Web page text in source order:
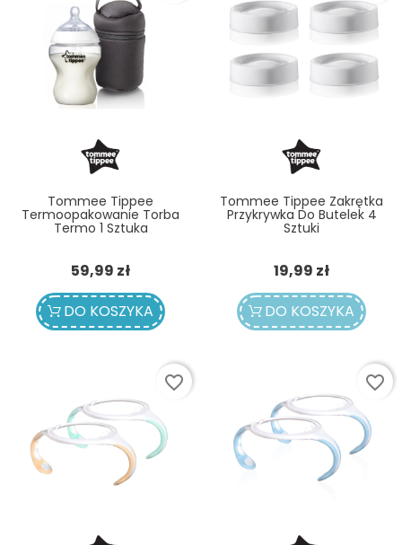
Tommee Tippee
Termoopakowanie Torba
Termo 1 Sztuka
59,99 złCena
DO KOSZYKA
Tommee Tippee Zakrętka
Przykrywka Do Butelek 4
Sztuki
19,99 złCena
DO KOSZYKA
favorite_border favorite_border